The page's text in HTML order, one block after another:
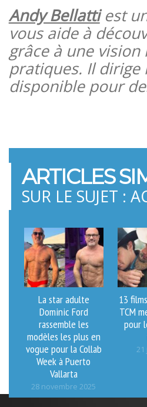
Andy Bellattiest
vous aide à
grâce à une
pratiques. Il dirige
disponible pour
ARTICLES
SUR LE SUJET :
La star adulte
Dominic Ford
rassemble les
modèles les plus en
vogue pour la Collab
Week à Puerto
Vallarta
28 novembre 2025
13
TCM
pour
21